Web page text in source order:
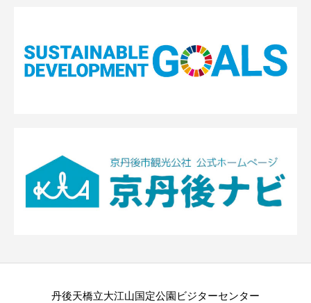
丹後天橋立大江山国定公園ビジターセンター